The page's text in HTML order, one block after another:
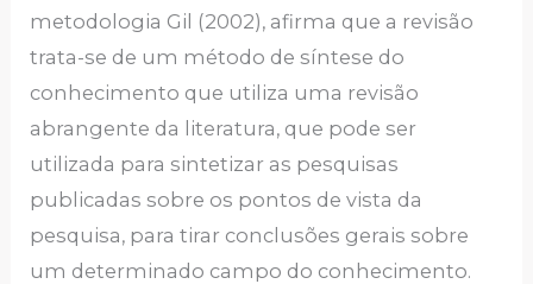
metodologia Gil (2002), afirma que a revisão
trata-se de um método de síntese do
conhecimento que utiliza uma revisão
abrangente da literatura, que pode ser
utilizada para sintetizar as pesquisas
publicadas sobre os pontos de vista da
pesquisa, para tirar conclusões gerais sobre
um determinado campo do conhecimento.